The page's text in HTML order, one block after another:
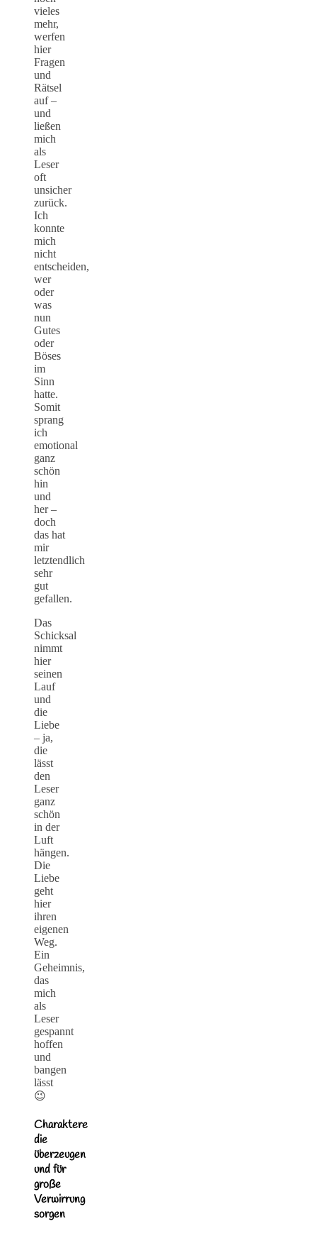
vieles
mehr,
werfen
hier
Fragen
und
Rätsel
auf –
und
ließen
mich
als
Leser
oft
unsicher
zurück.
Ich
konnte
mich
nicht
entscheiden,
wer
oder
was
nun
Gutes
oder
Böses
im
Sinn
hatte.
Somit
sprang
ich
emotional
ganz
schön
hin
und
her –
doch
das hat
mir
letztendlich
sehr
gut
gefallen.
Das
Schicksal
nimmt
hier
seinen
Lauf
und
die
Liebe
– ja,
die
lässt
den
Leser
ganz
schön
in der
Luft
hängen.
Die
Liebe
geht
hier
ihren
eigenen
Weg.
Ein
Geheimnis,
das
mich
als
Leser
gespannt
hoffen
und
bangen
lässt
😉
Charaktere
die
überzeugen
und für
große
Verwirrung
sorgen